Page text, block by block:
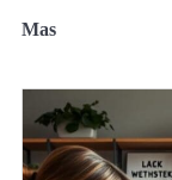
Mas